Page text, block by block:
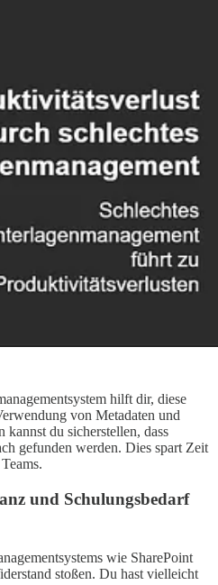
hilft dir, diese
von Metadaten und
kannst du sicherstellen, dass
gefunden werden. Dies spart Zeit
und Schulungsbedarf
wie SharePoint
stoßen. Du hast vielleicht